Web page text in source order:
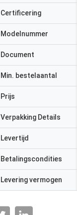
Certificering
Modelnummer
Document
Min. bestelaantal
Prijs
Verpakking Details
Levertijd
Betalingscondities
Levering vermogen